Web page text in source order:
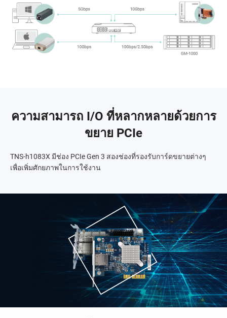
ความสามารถ I/O ที่หลากหลายด้วยการ
ขยาย PCIe
TNS-h1083X มีช่อง PCIe Gen 3 สองช่องที่รองรับการ์ดขยายต่างๆ
เพื่อเพิ่มศักยภาพในการใช้งาน